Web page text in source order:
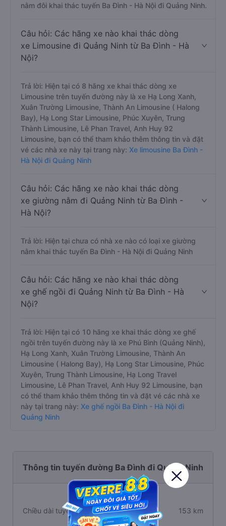
nằm đôi khai thác tuyến Ba Đình - Hà Nội đi Quảng Ninh.
Câu hỏi: Các hãng xe nào khai thác dòng
xe Limousine đi Quảng Ninh từ Ba Đình - Hà
Nội?
Trả lời: Hiện tại có 8 hãng xe khai thác dòng xe
Limousine trên tuyến đường này là xe Hạ Long Xanh,
Xuân Trường Limousine, Thành An Limousine ( Halong
Bay), Hạ Long Star Limousine, Phúc Xuyên, Trung
Thành Limousine, Lê Phan Travel, Anh Huy 92
Limousine, bạn có thể tham khảo thêm thông tin và đặt
vé các nhà xe này tại trang này: Xe limousine Ba Đình -
Hà Nội đi Quảng Ninh
Câu hỏi: Các hãng xe nào khai thác dòng
xe giường nằm đi Quảng Ninh từ Ba Đình -
Hà Nội?
Trả lời: Hiện tại chưa có nhà xe nào có loại xe giường
nằm khai thác tuyến Ba Đình - Hà Nội đi Quảng Ninh
Câu hỏi: Các hãng xe nào khai thác dòng
xe ghế ngồi đi Quảng Ninh từ Ba Đình - Hà
Nội?
Trả lời: Hiện tại có 10 hãng xe khai thác dòng xe ghế
ngồi trên tuyến đường này là xe Phú Bình (Quảng Ninh),
Hạ Long Xanh, Xuân Trường Limousine, Thành An
Limousine ( Halong Bay), Hạ Long Star Limousine, Phúc
Xuyên, Trung Thành Limousine, Hạ Long Travel
Limousine, Lê Phan Travel, Anh Huy 92 Limousine, bạn
có thể tham khảo thêm thông tin và đặt vé các nhà xe
này tại trang này: Xe ghế ngồi Ba Đình - Hà Nội đi
Quảng Ninh
Thông tin tuyến đường Ba Đình đi Quảng Ninh
Chiều dài tuyến đường 153 km